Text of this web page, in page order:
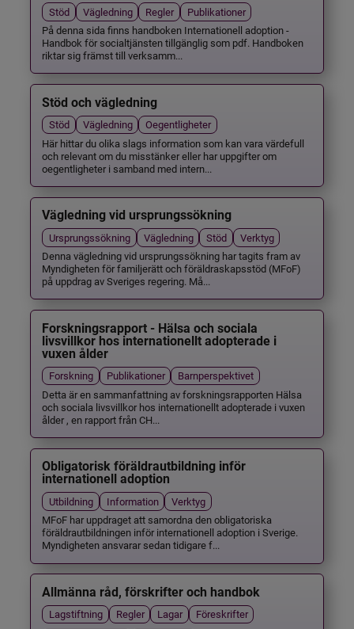
Stöd Vägledning Regler
Publikationer
På denna sida finns handboken Internationell adoption -
Handbok för socialtjänsten tillgänglig som pdf. Handboken
riktar sig främst till verksamm...
Stöd och vägledning
Stöd Vägledning
Oegentligheter
Här hittar du olika slags information som kan vara värdefull
och relevant om du misstänker eller har uppgifter om
oegentligheter i samband med intern...
Vägledning vid ursprungssökning
Ursprungssökning Vägledning Stöd
Verktyg
Denna vägledning vid ursprungssökning har tagits fram av
Myndigheten för familjerätt och föräldraskapsstöd (MFoF)
på uppdrag av Sveriges regering. Må...
Forskningsrapport - Hälsa och sociala
livsvillkor hos internationellt adopterade i
vuxen ålder
Forskning Publikationer
Barnperspektivet
Detta är en sammanfattning av forskningsrapporten Hälsa
och sociala livsvillkor hos internationellt adopterade i vuxen
ålder , en rapport från CH...
Obligatorisk föräldrautbildning inför
internationell adoption
Utbildning Information
Verktyg
MFoF har uppdraget att samordna den obligatoriska
föräldrautbildningen inför internationell adoption i Sverige.
Myndigheten ansvarar sedan tidigare f...
Allmänna råd, förskrifter och handbok
Lagstiftning Regler Lagar
Föreskrifter